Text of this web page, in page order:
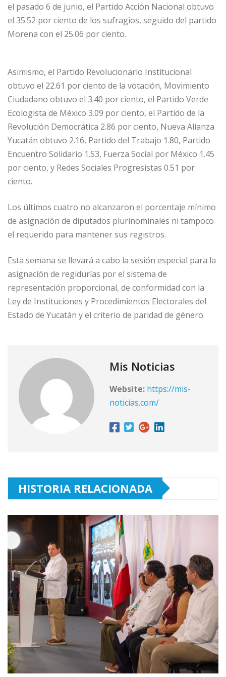
el pasado 6 de junio, el Partido Acción Nacional obtuvo
el 35.52 por ciento de los sufragios, seguido del partido
Morena con el 25.06 por ciento.
Asimismo, el Partido Revolucionario Institucional
obtuvo el 22.61 por ciento de la votación, Movimiento
Ciudadano obtuvo el 3.40 por ciento, el Partido Verde
Ecologista de México 3.09 por ciento, el Partido de la
Revolución Democrática 2.86 por ciento, Nueva Alianza
Yucatán obtuvo 2.16, Partido del Trabajo 1.80, Partido
Encuentro Solidario 1.53, Fuerza Social por México 1.45
por ciento, y Redes Sociales Progresistas 0.51 por
ciento.
Los últimos cuatro no alcanzaron el porcentaje mínimo
de asignación de diputados plurinominales ni tampoco
el requerido para mantener sus registros.
Esta semana se llevará a cabo la sesión especial para la
asignación de regidurías por el sistema de
representación proporcional, de conformidad con la
Ley de Instituciones y Procedimientos Electorales del
Estado de Yucatán y el criterio de paridad de género.
Mis Noticias
Website: https://mis-
noticias.com/
HISTORIA RELACIONADA